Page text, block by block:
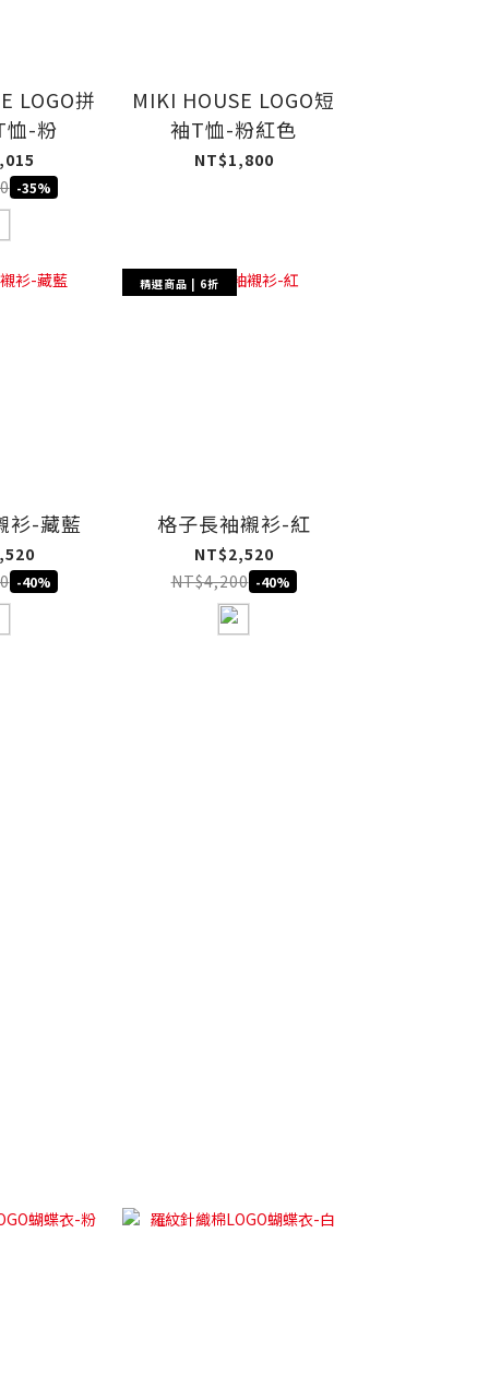
LOGO拼
恤-粉
-35%
MIKI HOUSE LOGO短
袖T恤-粉紅色
NT$1,800
衫-藏藍
-40%
精選商品 | 6折
格子長袖襯衫-紅
NT$2,520
NT$4,200 -40%